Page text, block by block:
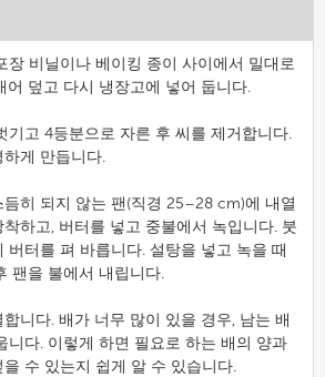
장 비닐이나 베이킹 종이 사이에서 밀대로
어 덮고 다시 냉장고에 넣어 둡니다.
기고 4등분으로 자른 후 씨를 제거합니다.
게 만듭니다.
히 되지 않는 팬(직경 25–28 cm)에 내열
하고, 버터를 넣고 중불에서 녹입니다. 붓
버터를 펴 바릅니다. 설탕을 넣고 녹을 때
팬을 불에서 내립니다.
니다. 배가 너무 많이 있을 경우, 남는 배
니다. 이렇게 하면 필요로 하는 배의 양과
수 있는지 쉽게 알 수 있습니다.